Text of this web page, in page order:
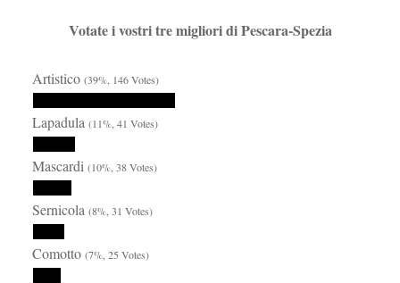
Votate i vostri tre migliori di Pescara-Spezia
Artistico(39%, 146 Votes)
Lapadula(11%, 41 Votes)
Mascardi(10%, 38 Votes)
Sernicola(8%, 31 Votes)
Comotto(7%, 25 Votes)